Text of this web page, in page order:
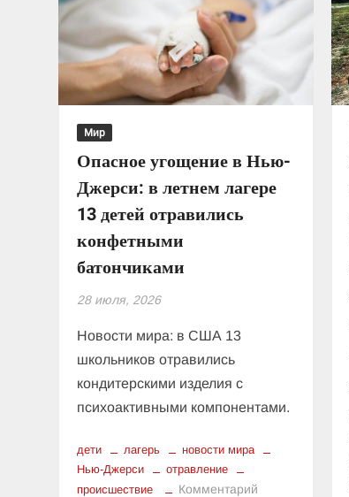
Мир
Опасное угощение в Нью-
Джерси: в летнем лагере
13 детей отравились
конфетными
батончиками
28 июля, 2026
Новости мира: в США 13
школьников отравились
кондитерскими изделия с
психоактивными компонентами.
дети лагерь
новости мира
Нью-Джерси
отравление
происшествие
Комментарий